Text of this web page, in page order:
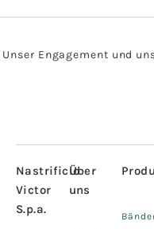
Unser Engagement und
Nastrificio
Victor
S.p.a.
Über
uns